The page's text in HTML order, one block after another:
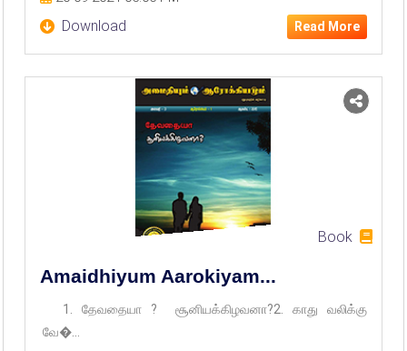
Download Read More
Book
Amaidhiyum Aarokiyam...
1. தேவதையா ? சூனியக்கிழவனா?2. காது வலிக்கு
வே�...